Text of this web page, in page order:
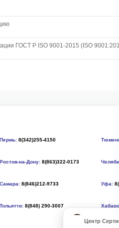
ГОСТ Р ISO 9001-2015 (ISO
Пермь: 8(342)255-4150
Ростов-на-Дону: 8(863)322-0173
Самара: 8(846)212-9733 Уфа:
Тольятти: 8(848) 290-3007
Центр